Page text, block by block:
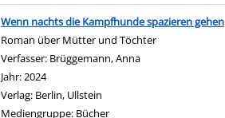
Wenn nachts die Kampfhunde spazieren gehen
Roman über Mütter und Töchter
Verfasser: Brüggemann, Anna
Jahr:2024
Verlag: Berlin, Ullstein
Mediengruppe: Bücher